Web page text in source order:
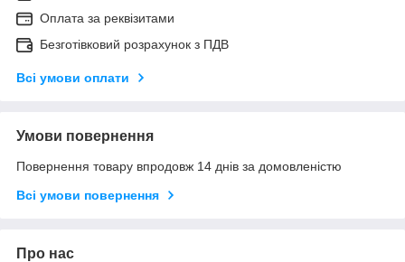
Оплата за реквізитами
Безготівковий розрахунок з ПДВ
Всі умови оплати
Умови повернення
Повернення товару впродовж 14 днів за домовленістю
Всі умови повернення
Про нас